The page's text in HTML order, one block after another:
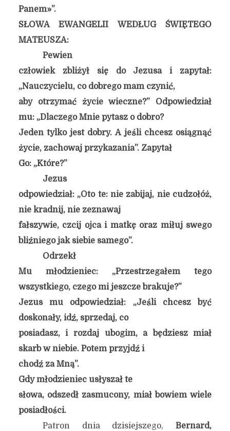
Panem»”.
SŁOWA EWANGELII WEDŁUG ŚWIĘTEGO
MATEUSZA:
Pewien
człowiek zbliżył się do Jezusa i zapytał:
„Nauczycielu, co dobrego mam czynić,
aby otrzymać życie wieczne?” Odpowiedział
mu: „Dlaczego Mnie pytasz o dobro?
Jeden tylko jest dobry. A jeśli chcesz osiągnąć
życie, zachowaj przykazania”. Zapytał
Go: „Które?”
Jezus
odpowiedział: „Oto te: nie zabijaj, nie cudzołóż,
nie kradnij, nie zeznawaj
fałszywie, czcij ojca i matkę oraz miłuj swego
bliźniego jak siebie samego”.
Odrzekł
Mu młodzieniec: „Przestrzegałem tego
wszystkiego, czego mi jeszcze brakuje?”
Jezus mu odpowiedział: „Jeśli chcesz być
doskonały, idź, sprzedaj, co
posiadasz, i rozdaj ubogim, a będziesz miał
skarb w niebie. Potem przyjdź i
chodź za Mną”.
Gdy młodzieniec usłyszał te
słowa, odszedł zasmucony, miał bowiem wiele
posiadłości.
Patron dnia dzisiejszego,Bernard,